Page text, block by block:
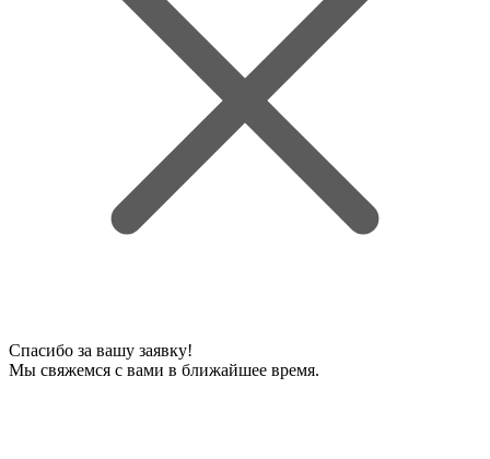
Спасибо за вашу заявку!
Мы свяжемся с вами в ближайшее время.